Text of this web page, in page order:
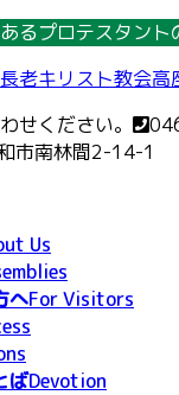
るプロテスタント
せください。
市南林間2-14-1
Us
へFor Visitors
ばDevotion